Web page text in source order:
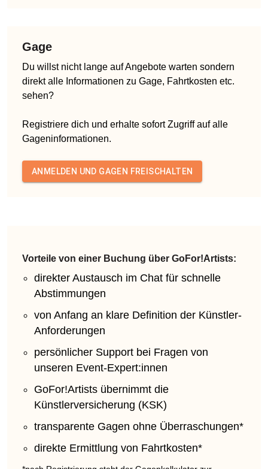
Gage
Du willst nicht lange auf Angebote warten sondern
direkt alle Informationen zu Gage, Fahrtkosten etc.
sehen?
Registriere dich und erhalte sofort Zugriff auf alle
Gageninformationen.
ANMELDEN UND GAGEN FREISCHALTEN
Vorteile von einer Buchung über GoFor!Artists:
direkter Austausch im Chat für schnelle
Abstimmungen
von Anfang an klare Definition der Künstler-
Anforderungen
persönlicher Support bei Fragen von
unseren Event-Expert:innen
GoFor!Artists übernimmt die
Künstlerversicherung (KSK)
transparente Gagen ohne Überraschungen*
direkte Ermittlung von Fahrtkosten*